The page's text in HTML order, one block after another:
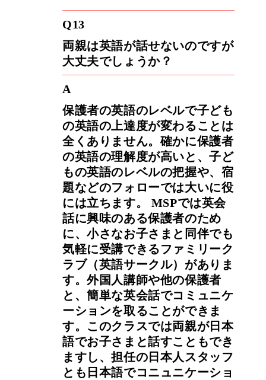
Q13
両親は英語が話せないのですが
大丈夫でしょうか？
A
保護者の英語のレベルで子ども
の英語の上達度が変わることは
全くありません。確かに保護者
の英語の理解度が高いと、子ど
もの英語のレベルの把握や、宿
題などのフォローでは大いに役
には立ちます。 MSPでは英会
話に興味のある保護者のため
に、小さなお子さまと同伴でも
気軽に受講できるファミリーク
ラブ（英語サークル）がありま
す。外国人講師や他の保護者
と、簡単な英会話でコミュニケ
ーションを取ることができま
す。このクラスでは両親が日本
語でお子さまと話すこともでき
ますし、担任の日本人スタッフ
とも日本語でコニュニケーショ